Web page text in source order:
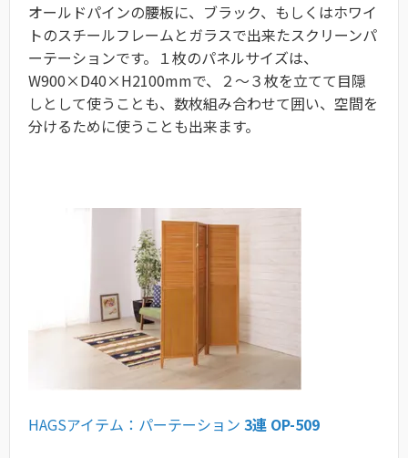
オールドパインの腰板に、ブラック、もしくはホワイ
トのスチールフレームとガラスで出来たスクリーンパ
ーテーションです。１枚のパネルサイズは、
W900×D40×H2100mmで、２～３枚を立てて目隠
しとして使うことも、数枚組み合わせて囲い、空間を
分けるために使うことも出来ます。
HAGSアイテム：パーテーション 3連 OP-509